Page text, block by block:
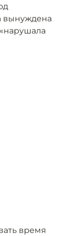
вынуждена
время